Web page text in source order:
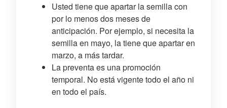
Usted tiene que apartar la semilla con
por lo menos dos meses de
anticipación. Por ejemplo, si necesita la
semilla en mayo, la tiene que apartar en
marzo, a más tardar.
La preventa es una promoción
temporal. No está vigente todo el año ni
en todo el país.